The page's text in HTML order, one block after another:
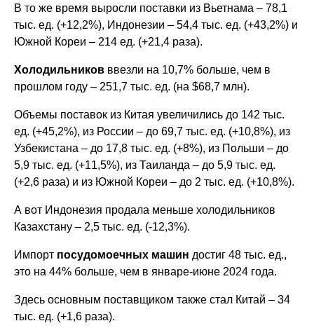
В то же время выросли поставки из Вьетнама – 78,1
тыс. ед. (+12,2%), Индонезии – 54,4 тыс. ед. (+43,2%) и
Южной Кореи – 214 ед. (+21,4 раза).
Холодильников ввезли на 10,7% больше, чем в
прошлом году – 251,7 тыс. ед. (на $68,7 млн).
Объемы поставок из Китая увеличились до 142 тыс.
ед. (+45,2%), из России – до 69,7 тыс. ед. (+10,8%), из
Узбекистана – до 17,8 тыс. ед. (+8%), из Польши – до
5,9 тыс. ед. (+11,5%), из Таиланда – до 5,9 тыс. ед.
(+2,6 раза) и из Южной Кореи – до 2 тыс. ед. (+10,8%).
А вот Индонезия продала меньше холодильников
Казахстану – 2,5 тыс. ед. (-12,3%).
Импорт посудомоечных машин достиг 48 тыс. ед.,
это на 44% больше, чем в январе-июне 2024 года.
Здесь основным поставщиком также стал Китай – 34
тыс. ед. (+1,6 раза).